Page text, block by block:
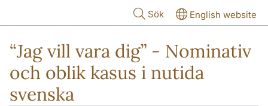
Sök English website
“Jag vill vara dig” - Nominativ
och oblik kasus i nutida
svenska